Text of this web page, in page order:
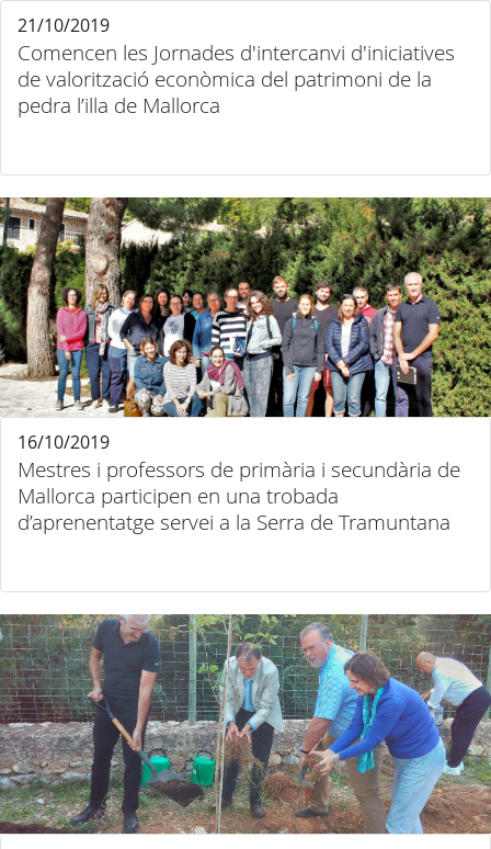
Comencen les Jornades d'intercanvi d'iniciatives
de valorització econòmica del patrimoni de la
pedra l’illa de Mallorca
21/10/2019
Mestres i professors de primària i secundària de
Mallorca participen en una trobada
d’aprenentatge servei a la Serra de Tramuntana
16/10/2019